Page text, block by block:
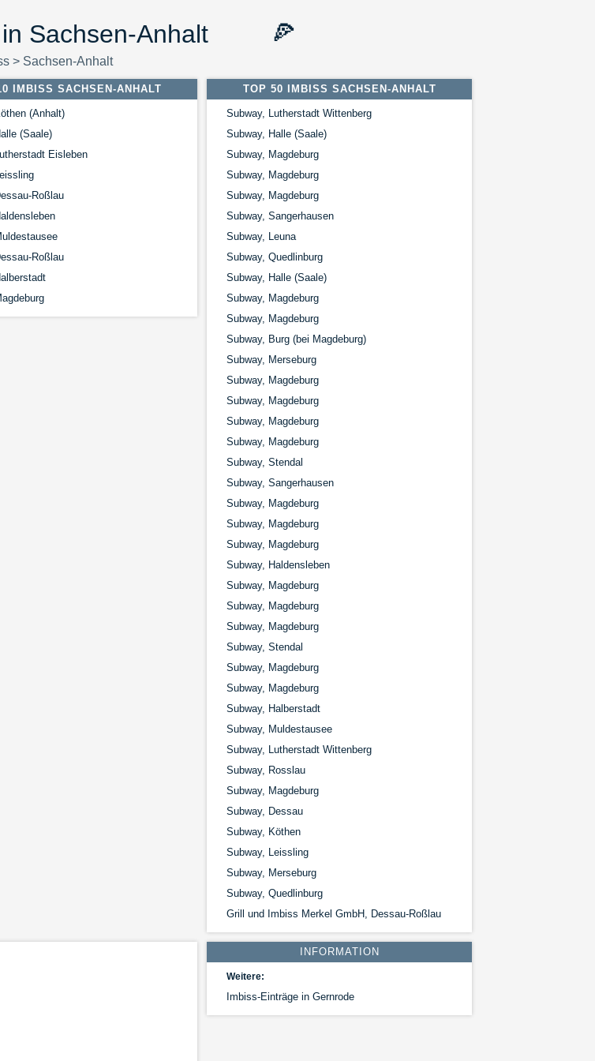
🍕
Sachsen-Anhalt
> Sachsen-Anhalt
IMBISS SACHSEN-ANHALT
(Anhalt)
(Saale)
Eisleben
Roßlau
Roßlau
TOP 50 IMBISS SACHSEN-ANHALT
Subway, Lutherstadt Wittenberg
Subway, Halle (Saale)
Subway, Magdeburg
Subway, Magdeburg
Subway, Magdeburg
Subway, Sangerhausen
Subway, Leuna
Subway, Quedlinburg
Subway, Halle (Saale)
Subway, Magdeburg
Subway, Magdeburg
Subway, Burg (bei Magdeburg)
Subway, Merseburg
Subway, Magdeburg
Subway, Magdeburg
Subway, Magdeburg
Subway, Magdeburg
Subway, Stendal
Subway, Sangerhausen
Subway, Magdeburg
Subway, Magdeburg
Subway, Magdeburg
Subway, Haldensleben
Subway, Magdeburg
Subway, Magdeburg
Subway, Magdeburg
Subway, Stendal
Subway, Magdeburg
Subway, Magdeburg
Subway, Halberstadt
Subway, Muldestausee
Subway, Lutherstadt Wittenberg
Subway, Rosslau
Subway, Magdeburg
Subway, Dessau
Subway, Köthen
Subway, Leissling
Subway, Merseburg
Subway, Quedlinburg
Grill und Imbiss Merkel GmbH, Dessau-Roßlau
INFORMATION
Weitere:
Imbiss-Einträge in Gernrode